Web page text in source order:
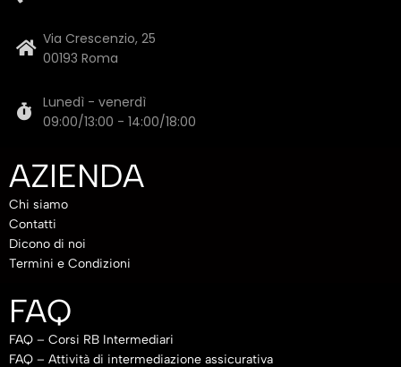
Via Crescenzio, 25
00193 Roma
Lunedì - venerdì
09:00/13:00 - 14:00/18:00
AZIENDA
Chi siamo
Contatti
Dicono di noi
Termini e Condizioni
FAQ
FAQ – Corsi RB Intermediari
FAQ – Attività di intermediazione assicurativa